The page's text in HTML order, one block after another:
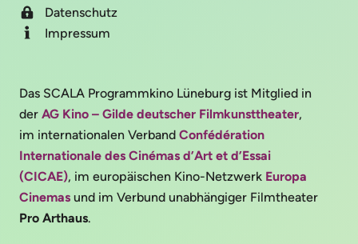
Datenschutz
Impressum
Das SCALA Programmkino Lüneburg ist Mitglied in
der AG Kino – Gilde deutscher Filmkunsttheater,
im internationalen Verband Confédération
Internationale des Cinémas d’Art et d’Essai
(CICAE), im europäischen Kino-Netzwerk Europa
Cinemas und im Verbund unabhängiger Filmtheater
Pro Arthaus.